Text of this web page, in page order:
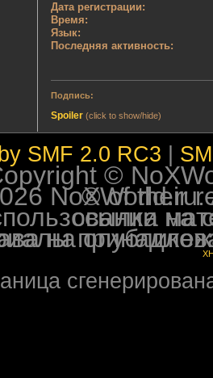
Дата регистрации:
Время:
Язык:
Последняя активность:
Подпись:
Spoiler(click to show/hide)
SMF 2.0 RC3
©
© 2009-2026 NoXWorld.ru. All
При использовании
опубликованные на форуме